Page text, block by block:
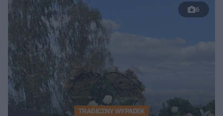
6
TRAGICZNY WYPADEK